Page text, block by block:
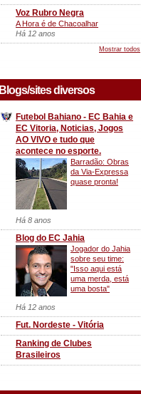
Voz Rubro Negra
A Hora é de Chacoalhar
Há 12 anos
Mostrar todos
Blogs/sites diversos
Futebol Bahiano - EC Bahia e
EC Vitoria, Noticias, Jogos
AO VIVO e tudo que
acontece no esporte.
Barradão: Obras
da Via-Expressa
quase pronta!
Há 8 anos
Blog do EC Jahia
Jogador do Jahia
sobre seu time:
"Isso aqui está
uma merda, está
uma bosta"
Há 12 anos
Fut. Nordeste - Vitória
Ranking de Clubes
Brasileiros